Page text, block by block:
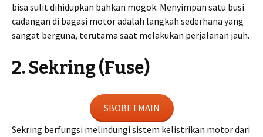
bisa sulit dihidupkan bahkan mogok. Menyimpan satu busi
cadangan di bagasi motor adalah langkah sederhana yang
sangat berguna, terutama saat melakukan perjalanan jauh.
2. Sekring (Fuse)
SBOBETMAIN
Sekring berfungsi melindungi sistem kelistrikan motor dari